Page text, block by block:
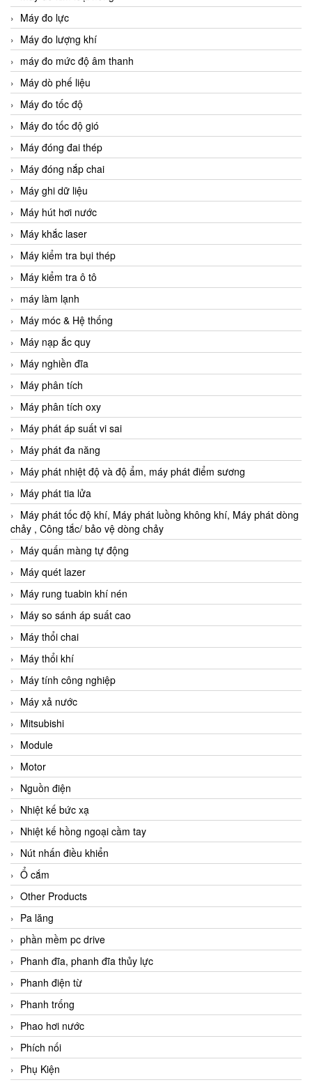
Máy đo lực
Máy đo lượng khí
máy đo mức độ âm thanh
Máy dò phế liệu
Máy đo tốc độ
Máy đo tốc độ gió
Máy đóng đai thép
Máy đóng nắp chai
Máy ghi dữ liệu
Máy hút hơi nước
Máy khắc laser
Máy kiểm tra bụi thép
Máy kiểm tra ô tô
máy làm lạnh
Máy móc & Hệ thống
Máy nạp ắc quy
Máy nghiền đĩa
Máy phân tích
Máy phân tích oxy
Máy phát áp suất vi sai
Máy phát đa năng
Máy phát nhiệt độ và độ ẩm, máy phát điểm sương
Máy phát tia lửa
Máy phát tốc độ khí, Máy phát luồng không khí, Máy phát dòng
chảy , Công tắc/ bảo vệ dòng chảy
Máy quấn màng tự động
Máy quét lazer
Máy rung tuabin khí nén
Máy so sánh áp suất cao
Máy thổi chai
Máy thổi khí
Máy tính công nghiệp
Máy xả nước
Mitsubishi
Module
Motor
Nguồn điện
Nhiệt kế bức xạ
Nhiệt kế hồng ngoại cầm tay
Nút nhấn điều khiển
Ổ cắm
Other Products
Pa lăng
phần mềm pc drive
Phanh đĩa, phanh đĩa thủy lực
Phanh điện từ
Phanh trống
Phao hơi nước
Phích nối
Phụ Kiện